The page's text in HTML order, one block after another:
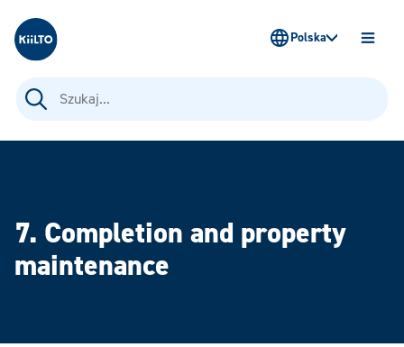
Kiilto Poland
Szukaj:
Polska
7. Completion and property
maintenance